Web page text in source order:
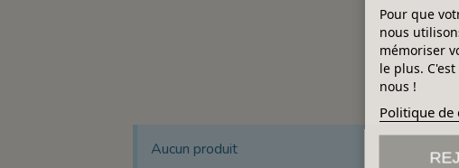
Aucun produit
Pour que
nous
mémoriser
le plus.
nous !
Politique de